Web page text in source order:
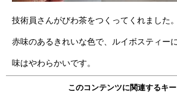
技術員さんがびわ茶をつくってくれました。
赤味のあるきれいな色で、ルイボスティー
味はやわらかいです。
このコンテンツに関連するキ